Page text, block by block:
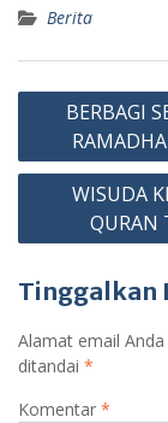
Berita
Navigasi
BERBAGI
WISUDA
QURAN
Tinggalkan
Alamat email
ditandai *
Komentar *